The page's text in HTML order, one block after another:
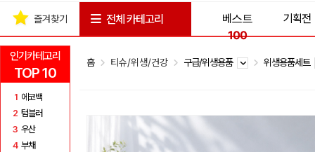
인기카테고리
TOP 10
1 에코백
2 텀블러
3 우산
4 부채
즐겨찾기 전체 카테고리
베스트
100
기획전
홈 티슈/위생/건강 구급/위생용품 위생용품세트